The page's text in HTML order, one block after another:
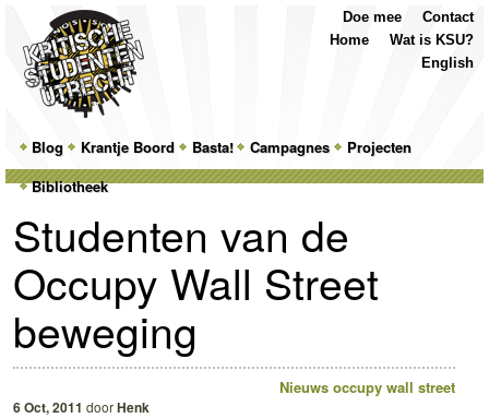
MainSkip
to
primary
Skip
to
secondary
Blog Krantje Boord Basta! Campagnes
Projecten
Bibliotheek
Contact
Doe mee
Wat is KSU?
Home
English
Studenten van de
Occupy Wall Street
beweging
Nieuws occupy wall street
6 Oct, 2011 doorHenk